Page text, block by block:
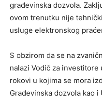
građevinska dozvola.
ovom trenutku nije
usluge elektronskog
S obzirom da se na
nalazi Vodič za
rokovi u kojima se mora
Građevinska dozvola kao